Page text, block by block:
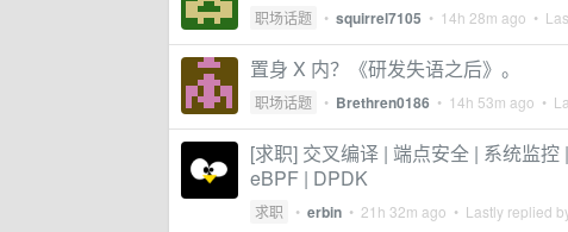
职场话题 • squirrel7105 • 14h 28m ago •
置身 X 内？《研发失语之后》。
职场话题 • Brethren0186 • 14h 53m ago •
[求职] 交叉编译 | 端点安全 | 系统监
eBPF | DPDK
求职 • erbin • 21h 32m ago • Lastly replied